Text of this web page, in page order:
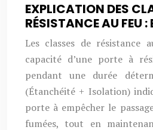
EXPLICATION DES
RÉSISTANCE AU FEU :
Les classes de résistance
capacité d’une porte à
pendant une durée
(Étanchéité + Isolation)
porte à empêcher le
fumées, tout en